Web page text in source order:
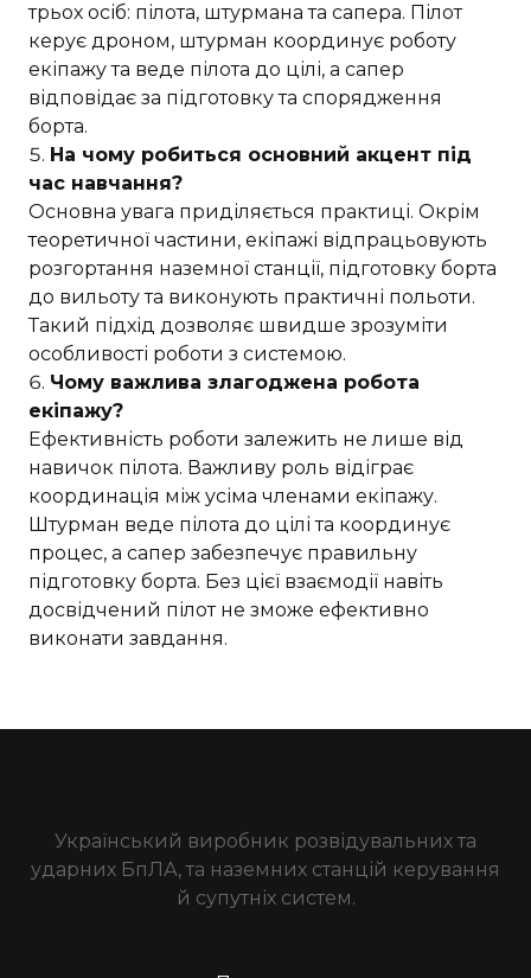
трьох осіб: пілота, штурмана та сапера. Пілот
керує дроном, штурман координує роботу
екіпажу та веде пілота до цілі, а сапер
відповідає за підготовку та спорядження
борта.
На чому робиться основний акцент під
час навчання?
Основна увага приділяється практиці. Окрім
теоретичної частини, екіпажі відпрацьовують
розгортання наземної станції, підготовку борта
до вильоту та виконують практичні польоти.
Такий підхід дозволяє швидше зрозуміти
особливості роботи з системою.
Чому важлива злагоджена робота
екіпажу?
Ефективність роботи залежить не лише від
навичок пілота. Важливу роль відіграє
координація між усіма членами екіпажу.
Штурман веде пілота до цілі та координує
процес, а сапер забезпечує правильну
підготовку борта. Без цієї взаємодії навіть
досвідчений пілот не зможе ефективно
виконати завдання.
Український виробник розвідувальних та
ударних БпЛА, та наземних станцій керування
й супутніх систем.